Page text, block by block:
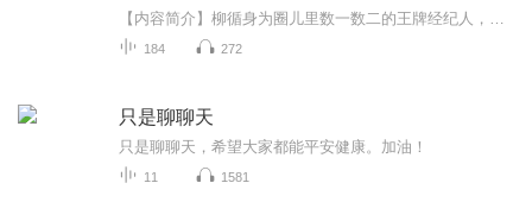
184 272
只是聊聊天
只是聊聊天，希望大家都能平安健康。加油！
11 1581